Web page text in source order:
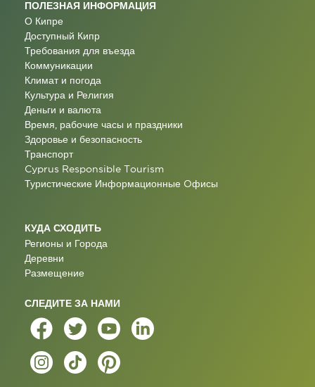
ПОЛЕЗНАЯ ИНФОРМАЦИЯ
О Кипре
Доступный Кипр
Требования для въезда
Коммуникации
Климат и погода
Культура и Религия
Деньги и валюта
Время, рабочие часы и праздники
Здоровье и безопасность
Транспорт
Cyprus Responsible Tourism
Туристические Информационные Oфисы
КУДА СХОДИТЬ
Регионы и Города
Деревни
Размещение
СЛЕДИТЕ ЗА НАМИ